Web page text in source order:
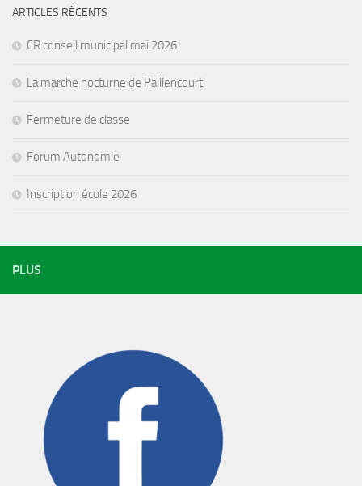
ARTICLES RÉCENTS
CR conseil municipal mai 2026
La marche nocturne de Paillencourt
Fermeture de classe
Forum Autonomie
Inscription école 2026
PLUS